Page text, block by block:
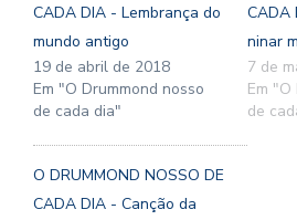
CADA DIA - Lembrança do
mundo antigo
19 de abril de 2018
Em "O Drummond nosso
de cada dia"
CADA
ninar
7 de
Em
de
O DRUMMOND NOSSO DE
CADA DIA - Canção da